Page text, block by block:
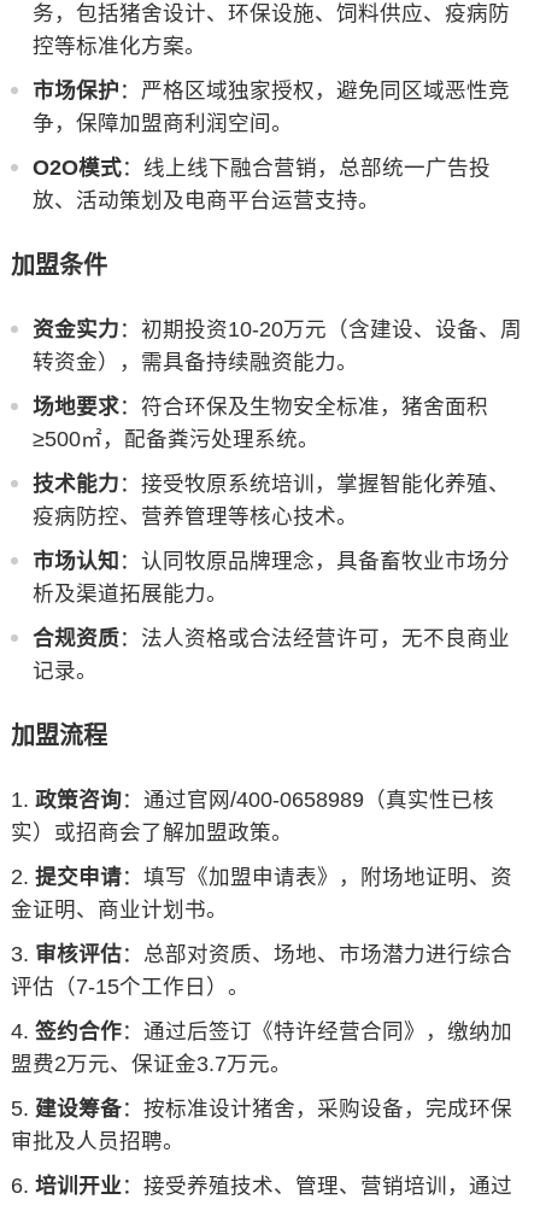
务，包括猪舍设计、环保设施、饲料供应、疫病防
控等标准化方案。
市场保护 ：严格区域独家授权，避免同区域恶性竞
争，保障加盟商利润空间。
O2O模式：线上线下融合营销，总部统一广告投
放、活动策划及电商平台运营支持。
加盟条件
资金实力 ：初期投资10-20万元（含建设、设备、周
转资金），需具备持续融资能力。
场地要求：符合环保及生物安全标准，猪舍面积
≥500㎡，配备粪污处理系统。
技术能力 ：接受牧原系统培训，掌握智能化养殖、
疫病防控、营养管理等核心技术。
市场认知 ：认同牧原品牌理念，具备畜牧业市场分
析及渠道拓展能力。
合规资质：法人资格或合法经营许可，无不良商业
记录。
加盟流程
政策咨询：通过官网/400-0658989（真实性已核
实）或招商会了解加盟政策。
提交申请：填写《加盟申请表》，附场地证明、资
金证明、商业计划书。
审核评估：总部对资质、场地、市场潜力进行综合
评估（7-15个工作日）。
签约合作：通过后签订《特许经营合同》，缴纳加
盟费2万元、保证金3.7万元。
建设筹备：按标准设计猪舍，采购设备，完成环保
审批及人员招聘。
培训开业：接受养殖技术、管理、营销培训，通过